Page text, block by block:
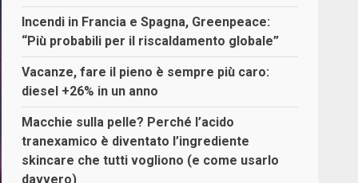
Incendi in Francia e Spagna, Greenpeace:
“Più probabili per il riscaldamento globale”
Vacanze, fare il pieno è sempre più caro:
diesel +26% in un anno
Macchie sulla pelle? Perché l’acido
tranexamico è diventato l’ingrediente
skincare che tutti vogliono (e come usarlo
davvero)